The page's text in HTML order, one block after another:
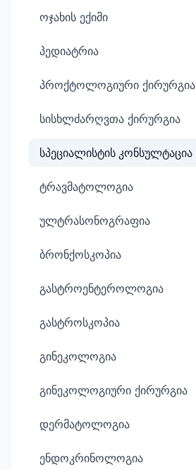
ოჯახის ექიმი
პედიატრია
პროქტოლოგიური ქირურგია
სისხლძარღვთა ქირურგია
სპეციალისტის კონსულტაცია
ტრავმატოლოგია
ულტრასონოგრაფია
ბრონქოსკოპია
გასტროენტეროლოგია
გასტროსკოპია
გინეკოლოგია
გინეკოლოგიური ქირურგია
დერმატოლოგია
ენდოკრინოლოგია